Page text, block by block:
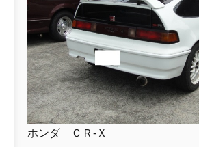
ホンダ ＣＲ-Ｘ